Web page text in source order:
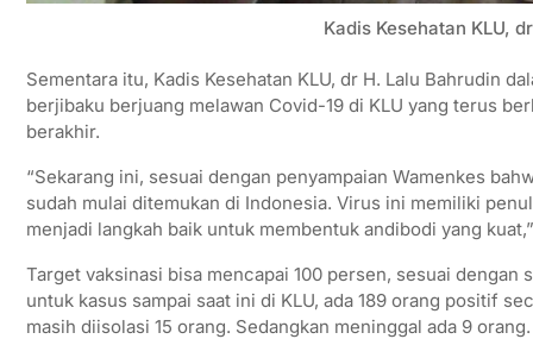
Kadis Kesehatan KLU,
Sementara itu, Kadis Kesehatan KLU, dr H. Lalu Bahrudin
berjibaku berjuang melawan Covid-19 di KLU yang terus
berakhir.
“Sekarang ini, sesuai dengan penyampaian Wamenkes
sudah mulai ditemukan di Indonesia. Virus ini memiliki
menjadi langkah baik untuk membentuk andibodi yang
Target vaksinasi bisa mencapai 100 persen, sesuai
untuk kasus sampai saat ini di KLU, ada 189 orang positif
masih diisolasi 15 orang. Sedangkan meninggal ada 9 orang.